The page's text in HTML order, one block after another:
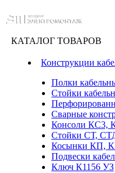
КАТАЛОГ ТОВАРОВ
Конструкции
Полки
Стойки
Сварные
Консоли КС3,
Стойки СТ,
Косынки КП,
Подвески
Ключ К1156 УЗ